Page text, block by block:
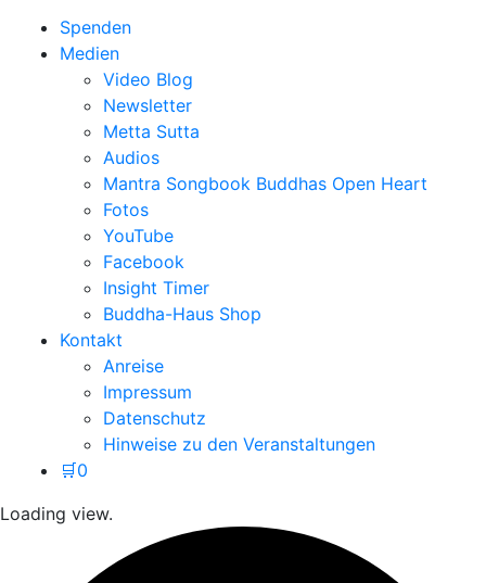
Spenden
Medien
Video Blog
Newsletter
Metta Sutta
Audios
Mantra Songbook Buddhas Open Heart
Fotos
YouTube
Facebook
Insight Timer
Buddha-Haus Shop
Kontakt
Anreise
Impressum
Datenschutz
Hinweise zu den Veranstaltungen
🛒0
Loading view.